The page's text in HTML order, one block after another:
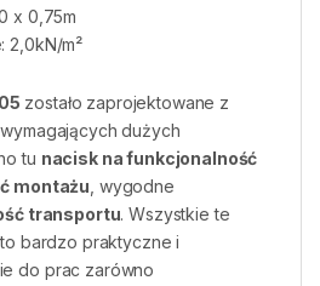
x 0,75m
2,0kN/m²
zostało zaprojektowane z
dużych
tu nacisk na funkcjonalność
montażu , wygodne
transportu. Wszystkie te
bardzo praktyczne i
do prac zarówno